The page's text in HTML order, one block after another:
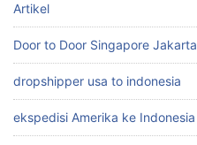
Artikel
Door to Door Singapore Jakarta
dropshipper usa to indonesia
ekspedisi Amerika ke Indonesia